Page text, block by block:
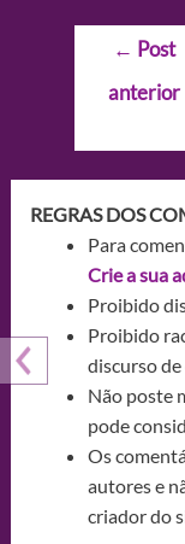
Navegação
Post
← Post
anterior
REGRAS DOS
Para
Crie a sua
Proibido
Proibido
discurso
Não poste
pode
Os
autores e
criador do